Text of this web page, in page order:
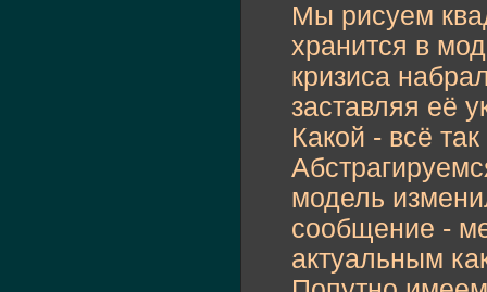
public
//
var i:
while (
//
i =
while
var
}
}
Мы рисуем
хранится в
кризиса
заставляя её
Какой - всё
модель
сообщение -
актуальным